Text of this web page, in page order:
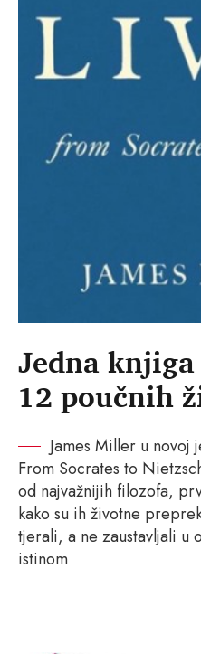
Jedna
12 poučnih
James Miller u novoj
From Socrates to
od najvažnijih filozofa,
kako su ih životne
tjerali, a ne zaustavljali u
istinom